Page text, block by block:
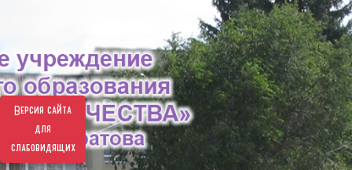
Версия сайта
для
слабовидящих